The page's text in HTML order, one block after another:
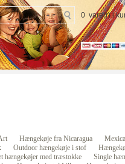
0 vare(r) i
Hængekøje fra Nicaragua
Outdoor hængekøje i stof
hængekøjer med træstokke
Single